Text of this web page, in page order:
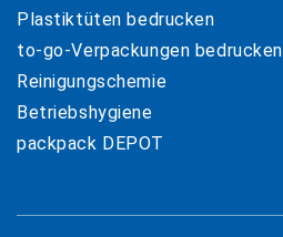
Plastiktüten bedrucken
to-go-Verpackungen bedrucken
Reinigungschemie
Betriebshygiene
packpack DEPOT